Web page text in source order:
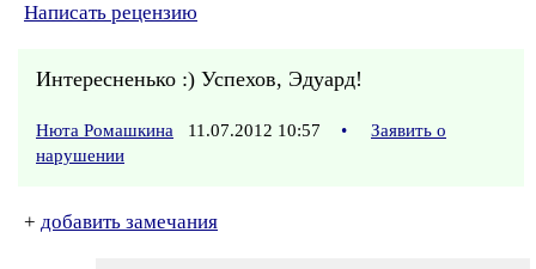
Написать рецензию
Интересненько :) Успехов, Эдуард!
Нюта Ромашкина 11.07.2012 10:57 •
Заявить о
нарушении
+ добавить замечания